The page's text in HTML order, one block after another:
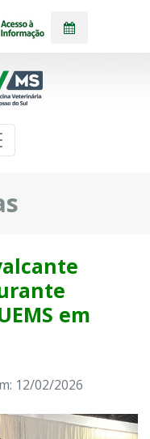
em
12/02/2026